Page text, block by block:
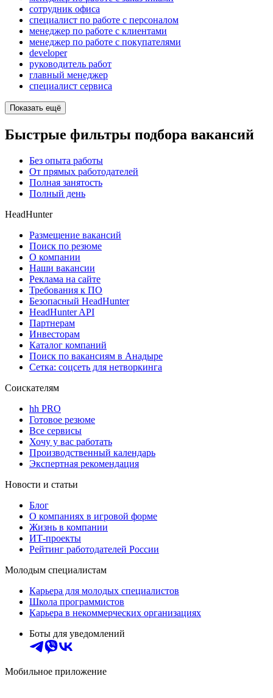
сотрудник офиса
специалист по работе с персоналом
менеджер по работе с клиентами
менеджер по работе с покупателями
developer
руководитель работ
главный менеджер
специалист сервиса
Показать ещё
Быстрые фильтры подбора вакансий
Без опыта работы
От прямых работодателей
Полная занятость
Полный день
HeadHunter
Размещение вакансий
Поиск по резюме
О компании
Наши вакансии
Реклама на сайте
Требования к ПО
Безопасный HeadHunter
HeadHunter API
Партнерам
Инвесторам
Каталог компаний
Поиск по вакансиям в Анадыре
Сетка: соцсеть для нетворкинга
Соискателям
hh PRO
Готовое резюме
Все сервисы
Хочу у вас работать
Производственный календарь
Экспертная рекомендация
Новости и статьи
Блог
О компаниях в игровой форме
Жизнь в компании
ИТ-проекты
Рейтинг работодателей России
Молодым специалистам
Карьера для молодых специалистов
Школа программистов
Карьера в некоммерческих организациях
Боты для уведомлений
Мобильное приложение